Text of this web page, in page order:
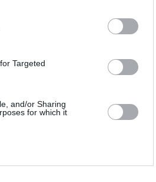
Targeted
and/or Sharing
for which it
el rechazo de
viajeros
de Ceuta
Kiosko.net es la
Navega por las
SÍGUENOS